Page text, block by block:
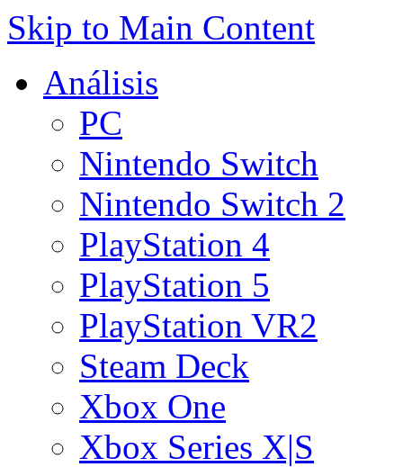
Skip to Main Content
Análisis
PC
Nintendo Switch
Nintendo Switch 2
PlayStation 4
PlayStation 5
PlayStation VR2
Steam Deck
Xbox One
Xbox Series X|S